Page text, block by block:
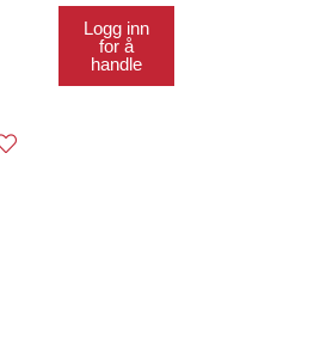
Logg inn
for å
handle